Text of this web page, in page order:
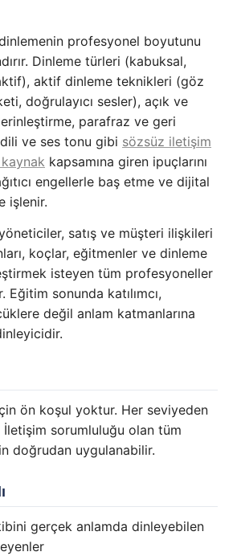
profesyonel boyutunu
Dinleme türleri (kabuksal,
aktif dinleme teknikleri (göz
doğrulayıcı sesler), açık ve
parafraz ve geri
ve ses tonu gibi sözsüz iletişim
kapsamına giren ipuçlarını
engellerle baş etme ve dijital
işlenir.
satış ve müşteri ilişkileri
koçlar, eğitmenler ve dinleme
isteyen tüm profesyoneller
Eğitim sonunda katılımcı,
değil anlam katmanlarına
ön koşul yoktur. Her seviyeden
İletişim sorumluluğu olan tüm
doğrudan uygulanabilir.
gerçek anlamda dinleyebilen